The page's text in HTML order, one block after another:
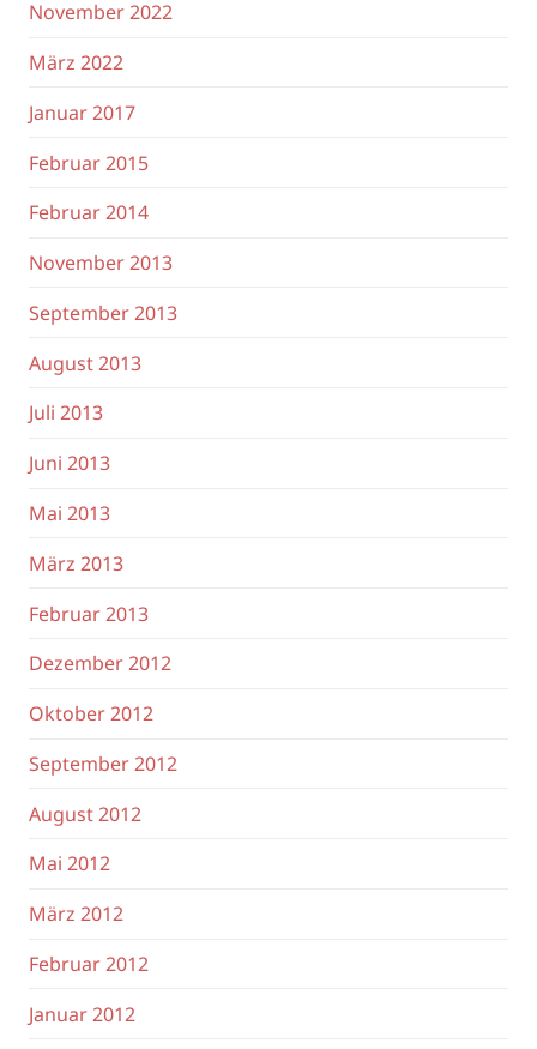
November 2022
März 2022
Januar 2017
Februar 2015
Februar 2014
November 2013
September 2013
August 2013
Juli 2013
Juni 2013
Mai 2013
März 2013
Februar 2013
Dezember 2012
Oktober 2012
September 2012
August 2012
Mai 2012
März 2012
Februar 2012
Januar 2012